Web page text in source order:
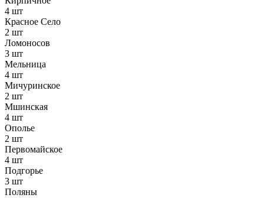
4 шт
Красное Село
2 шт
Ломоносов
3 шт
Мельница
4 шт
Мичуринское
2 шт
Мшинская
4 шт
Ополье
2 шт
Первомайское
4 шт
Подгорье
3 шт
Поляны